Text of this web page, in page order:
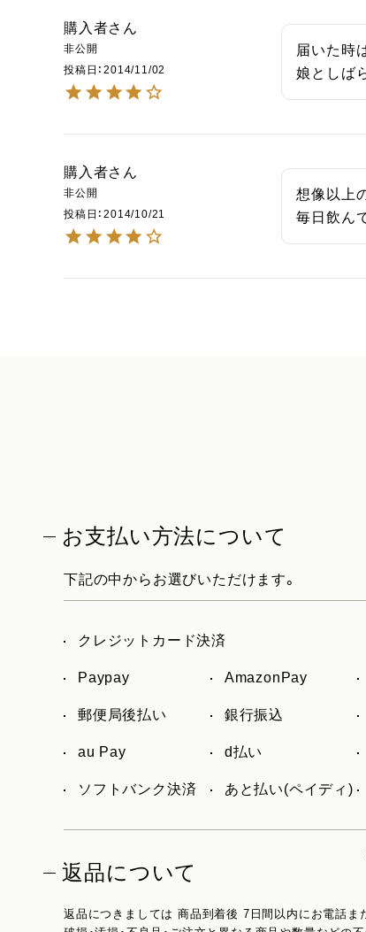
購入者
非公開
投稿日
2014/11/02
届いた時
娘としば
購入者
非公開
投稿日
2014/10/21
想像以上
毎日飲ん
お支払い方法について
下記の中からお選びいただけます。
クレジットカード決済
Paypay AmazonPay
郵便局後払い 銀行振込
au Pay d払い
ソフトバンク決済 あと払い(ペイディ)
返品について
返品につきましては 商品到着後 7日間以内にお電話ま